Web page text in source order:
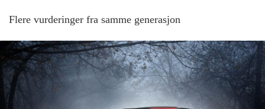
Flere vurderinger fra samme generasjon